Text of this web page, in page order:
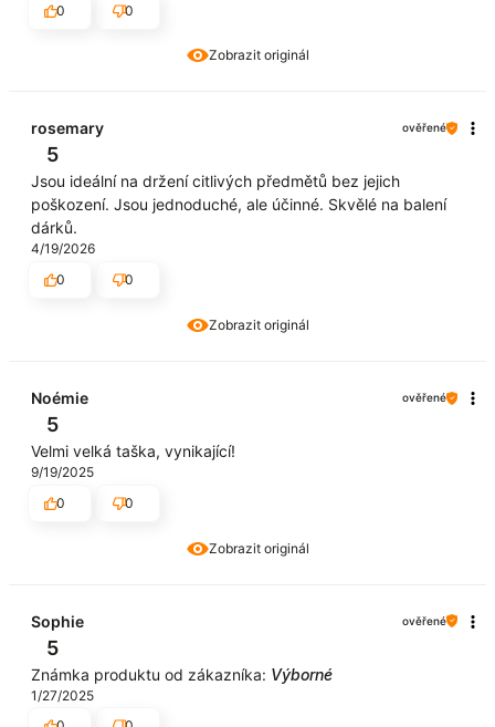
Zobrazit originál
0
0
Zobrazit originál
rosemary ověřené
5
Jsou ideální na držení citlivých předmětů bez jejich
poškození. Jsou jednoduché, ale účinné. Skvělé na balení
dárků.
4/19/2026
0
0
Zobrazit originál
Noémie ověřené
5
Velmi velká taška, vynikající!
9/19/2025
0
0
Sophie ověřené
5
Známka produktu od zákazníka: Výborné
1/27/2025